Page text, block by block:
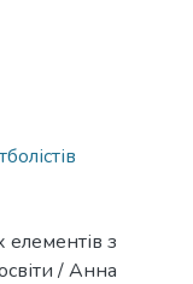
з
/ Анна